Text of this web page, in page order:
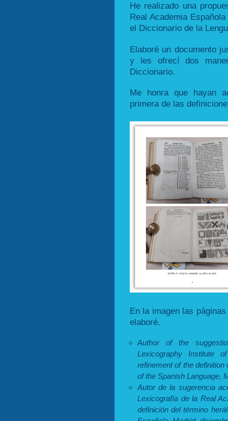
He realizado una
Real Academia
el Diccionario de la
Elaboré un documento
y les ofrecí dos
Diccionario.
Me honra que hayan
primera de las
En la imagen las
elaboré.
Author of the
Lexicography Institute
refinement of the
of the Spanish Language,
Autor de la sugerencia
Lexicografía de la Real
definición del término